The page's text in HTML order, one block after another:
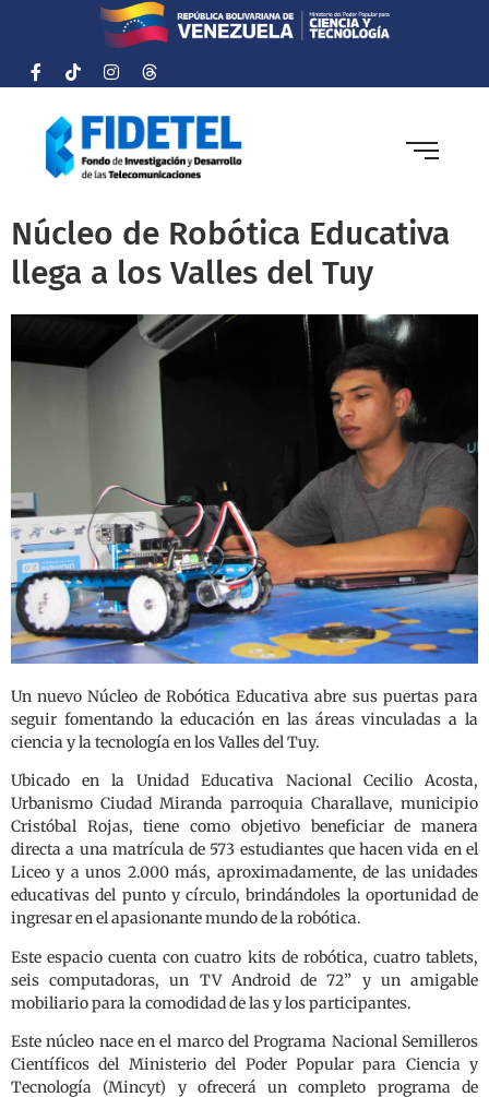
Núcleo de Robótica Educativa
llega a los Valles del Tuy
Un nuevo Núcleo de Robótica Educativa abre sus puertas para
seguir fomentando la educación en las áreas vinculadas a la
ciencia y la tecnología en los Valles del Tuy.
Ubicado en la Unidad Educativa Nacional Cecilio Acosta,
Urbanismo Ciudad Miranda parroquia Charallave, municipio
Cristóbal Rojas, tiene como objetivo beneficiar de manera
directa a una matrícula de 573 estudiantes que hacen vida en el
Liceo y a unos 2.000 más, aproximadamente, de las unidades
educativas del punto y círculo, brindándoles la oportunidad de
ingresar en el apasionante mundo de la robótica.
Este espacio cuenta con cuatro kits de robótica, cuatro tablets,
seis computadoras, un TV Android de 72” y un amigable
mobiliario para la comodidad de las y los participantes.
Este núcleo nace en el marco del Programa Nacional Semilleros
Científicos del Ministerio del Poder Popular para Ciencia y
Tecnología (Mincyt) y ofrecerá un completo programa de